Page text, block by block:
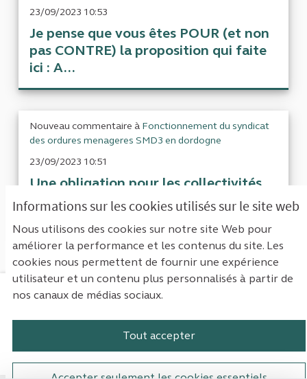
Informations sur les cookies utilisés sur le site web
Nous utilisons des cookies sur notre site Web pour
améliorer la performance et les contenus du site. Les
cookies nous permettent de fournir une expérience
utilisateur et un contenu plus personnalisés à partir de
nos canaux de médias sociaux.
Tout accepter
23/09/2023 10:53
Je pense que vous êtes POUR (et non
pas CONTRE) la proposition qui faite
ici : A...
Nouveau commentaire à Fonctionnement du syndicat
des ordures menageres SMD3 en dordogne
23/09/2023 10:51
Une obligation pour les collectivités
publiques de réduire les déchets
Mentions légales
Paramètres des cookies
Plateforme de participation de la
Plateforme de participation de la
Plateforme de participation
Plateforme de